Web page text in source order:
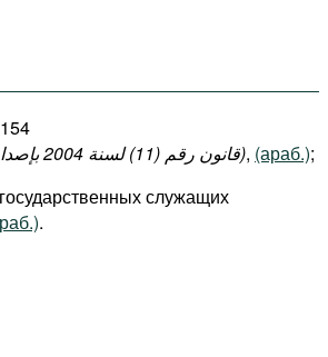
(قانون رقم (11) لسنة 2004 بإصدار قانون العقوبات: المواد 140-149 ، 152-154), (араб.);
служащих
.